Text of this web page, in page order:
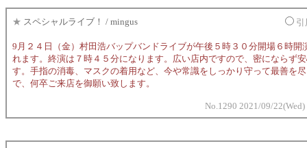
★ スペシャルライブ！ / mingus 引
9月２４日（金）村田浩バップバンドライブが午後５時３０分開場６時開
れます。終演は７時４５分になります。広い店内ですので、密にならず
す。手指の消毒、マスクの着用など、今や常識をしっかり守って最善を
で、何卒ご来店を御願い致します。
No.1290 2021/09/